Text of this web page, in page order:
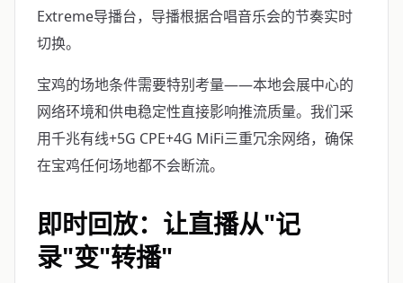
Extreme导播台，导播根据合唱音乐会的节奏实时
切换。
宝鸡的场地条件需要特别考量——本地会展中心的
网络环境和供电稳定性直接影响推流质量。我们采
用千兆有线+5G CPE+4G MiFi三重冗余网络，确保
在宝鸡任何场地都不会断流。
即时回放：让直播从"记
录"变"转播"